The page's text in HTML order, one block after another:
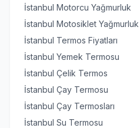
İstanbul Motorcu Yağmurluk
İstanbul Motosiklet Yağmurluk
İstanbul Termos Fiyatları
İstanbul Yemek Termosu
İstanbul Çelik Termos
İstanbul Çay Termosu
İstanbul Çay Termosları
İstanbul Su Termosu